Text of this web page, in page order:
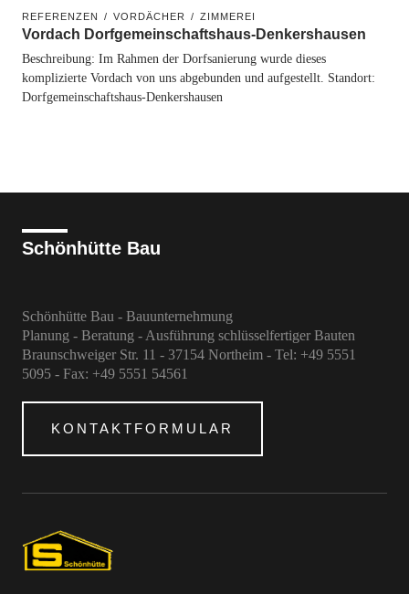
REFERENZEN VORDÄCHER ZIMMEREI
Vordach Dorfgemeinschaftshaus-Denkershausen
Beschreibung: Im Rahmen der Dorfsanierung wurde dieses
komplizierte Vordach von uns abgebunden und aufgestellt. Standort:
Dorfgemeinschaftshaus-Denkershausen
Schönhütte Bau
Schönhütte Bau - Bauunternehmung
Planung - Beratung - Ausführung schlüsselfertiger Bauten
Braunschweiger Str. 11 - 37154 Northeim - Tel: +49 5551
5095 - Fax: +49 5551 54561
KONTAKTFORMULAR